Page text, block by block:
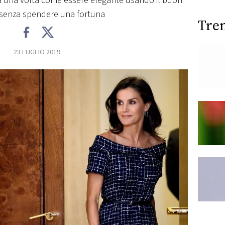
spendere una fortuna
23 LUGLIO 2019